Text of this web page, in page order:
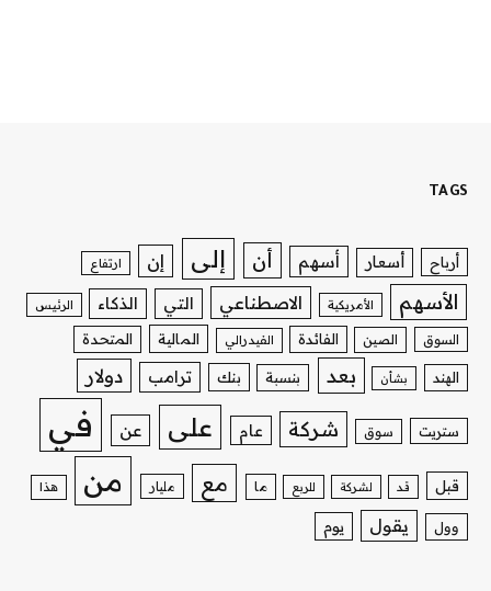
TAGS
أرباح أسعار أسهم أن إلى إن ارتفاع
الأسهم الأمريكية الاصطناعي التي الذكاء الرئيس
السوق الصين الفائدة الفيدرالي المالية المتحدة
الهند بشأن بعد بنسبة بنك ترامب دولار
ستريت سوق شركة عام على عن في
قبل قد لشركة للربع ما مع مليار من هذا
وول يقول يوم